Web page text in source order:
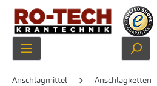
Zum Hauptinhalt springen
Anschlagmittel Anschlagketten